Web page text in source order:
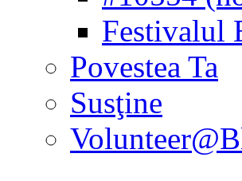
Festivalul
Povestea Ta
Susţine